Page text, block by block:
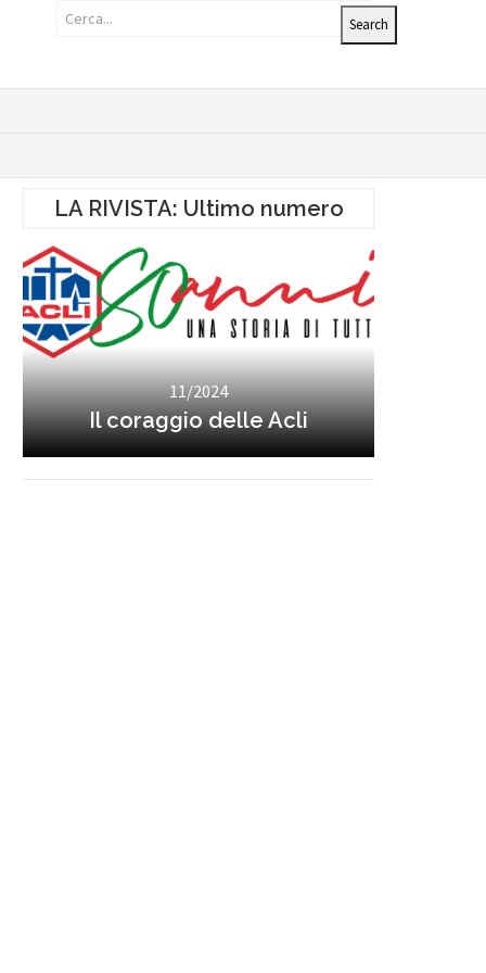
LA RIVISTA: Ultimo numero
11/2024
Il coraggio delle Acli